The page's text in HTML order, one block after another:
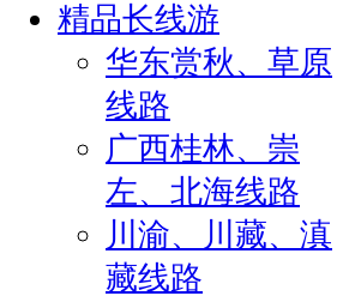
精品长线游
华东赏秋、草原
线路
广西桂林、崇
左、北海线路
川渝、川藏、滇
藏线路